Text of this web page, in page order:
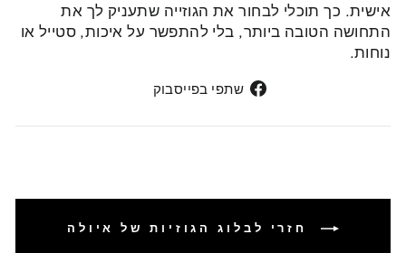
אישית. כך תוכלי לבחור את הגוזייה שתעניק לך את
התחושה הטובה ביותר, בלי להתפשר על איכות, סטייל או
נוחות.
שתפי בפייסבוק
חזרי לבלוג הגוזיות של איולה